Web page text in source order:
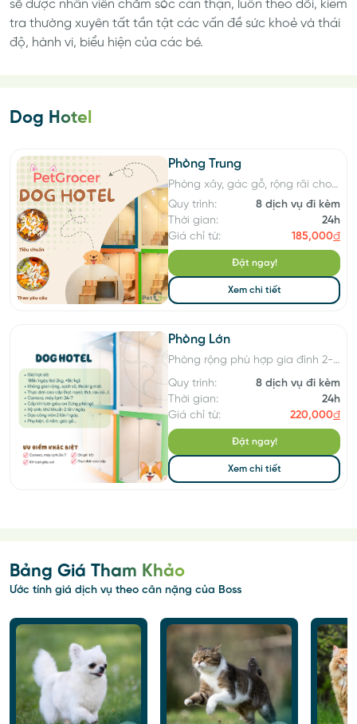
sẽ được nhân viên chăm sóc cẩn thận, luôn theo dõi, kiểm
tra thường xuyên tất tần tật các vấn đề sức khoẻ và thái
độ, hành vi, biểu hiện của các bé.
Dog Hotel
Phòng Trung
Phòng xây, gác gỗ, rộng rãi cho
1-2 bé cún
Quy trình:
8 dịch vụ đi kèm
Thời gian:
24h
Giá chỉ từ:
185,000đ
Đặt ngay!
Xem chi tiết
Phòng Lớn
Phòng rộng phù hợp gia đình 2-4
bé cún
Quy trình:
8 dịch vụ đi kèm
Thời gian:
24h
Giá chỉ từ:
220,000đ
Đặt ngay!
Xem chi tiết
Bảng Giá Tham Khảo
Ước tính giá dịch vụ theo cân nặng của Boss